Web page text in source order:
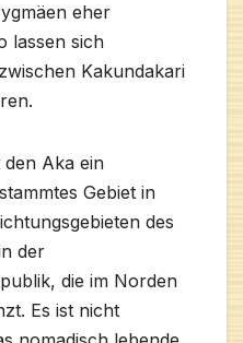
eher
lassen sich
Kakundakari
Aka ein
Gebiet in
des
der
die im Norden
Es ist nicht